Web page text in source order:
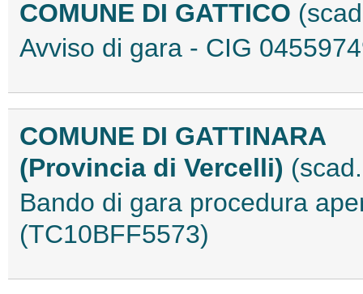
COMUNE DI GATTICO
Avviso di gara - CIG
COMUNE DI GATTINARA
(Provincia di Vercelli)
Bando di gara procedura
(TC10BFF5573)